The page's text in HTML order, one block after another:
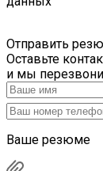
Отправить
Оставьте
и мы
Ваше резюме